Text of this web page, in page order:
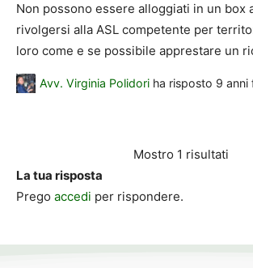
Non possono essere alloggiati in un box
rivolgersi alla ASL competente per
loro come e se possibile apprestare un
Avv. Virginia Polidori ha risposto 9 anni
Mostro 1 risultati
La tua risposta
Prego accedi per rispondere.